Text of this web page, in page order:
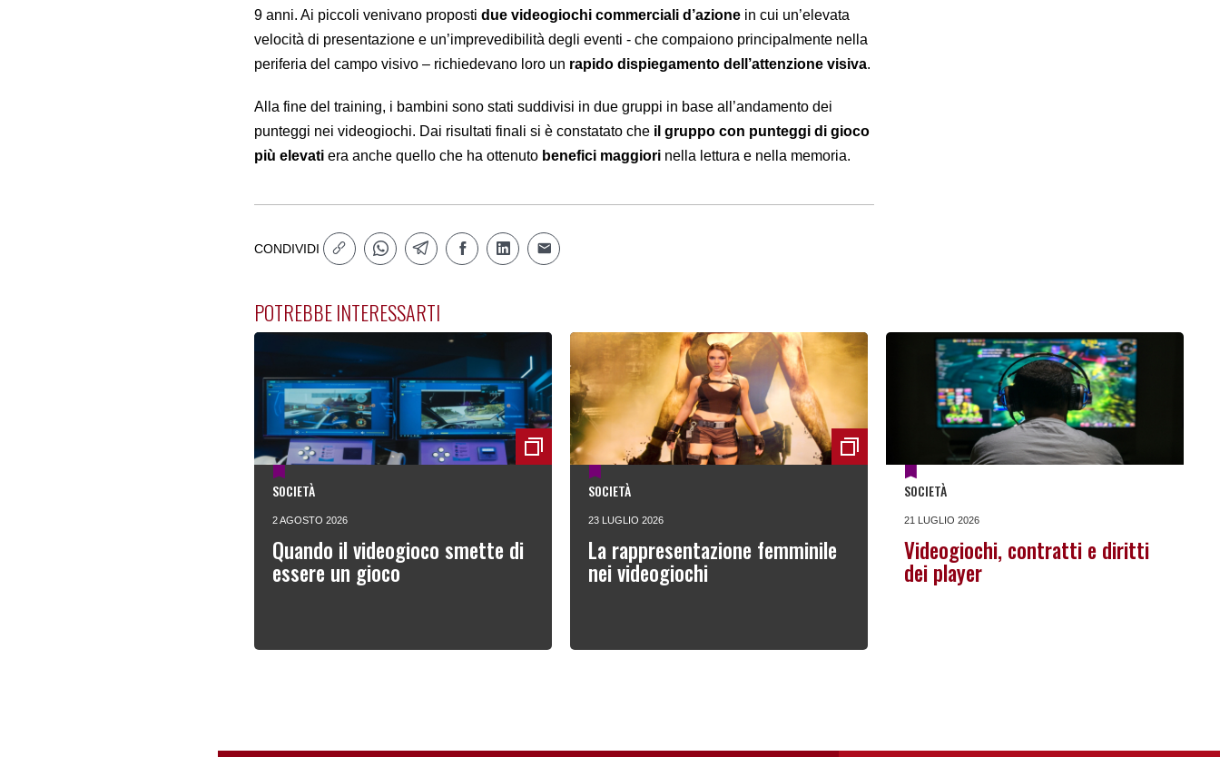
9 anni. Ai piccoli venivano proposti due videogiochi commerciali d’azione in cui un’elevata
velocità di presentazione e un’imprevedibilità degli eventi - che compaiono principalmente nella
periferia del campo visivo – richiedevano loro un rapido dispiegamento dell’attenzione visiva.
Alla fine del training, i bambini sono stati suddivisi in due gruppi in base all’andamento dei
punteggi nei videogiochi. Dai risultati finali si è constatato che il gruppo con punteggi di gioco
più elevati era anche quello che ha ottenuto benefici maggiori nella lettura e nella memoria.
CONDIVIDI
POTREBBE INTERESSARTI
SOCIETÀ
2 AGOSTO 2026
Quando il videogioco smette di
essere un gioco
SOCIETÀ
23 LUGLIO 2026
La rappresentazione femminile
nei videogiochi
SOCIETÀ
21 LUGLIO 2026
Videogiochi, contratti e diritti
dei player